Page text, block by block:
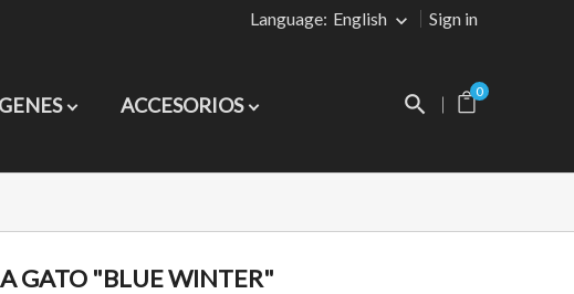
Language: English Sign in
0
ACCESORIOS
GATO "BLUE WINTER"